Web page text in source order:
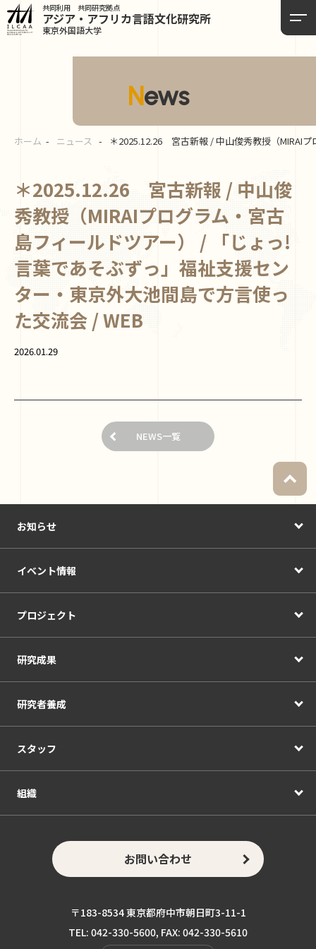
共同利用 共同研究拠点
アジア・アフリカ言語文化研究所
東京外国語大学
News
ホーム ニュース ＊2025.12.26 宮古新報 / 中山俊秀教授（MIRAI
＊2025.12.26 宮古新報 / 中山俊
秀教授（MIRAIプログラム・宮古
島フィールドツアー） / 「じょっ!
言葉であそぶずっ」福祉支援セン
ター・東京外大池間島で方言使っ
た交流会 / WEB
2026.01.29
NEWS一覧
お知らせ
イベント情報
プロジェクト
研究成果
研究者養成
スタッフ
組織
お問い合わせ
〒183-8534 東京都府中市朝日町3-11-1
TEL: 042-330-5600, FAX: 042-330-5610